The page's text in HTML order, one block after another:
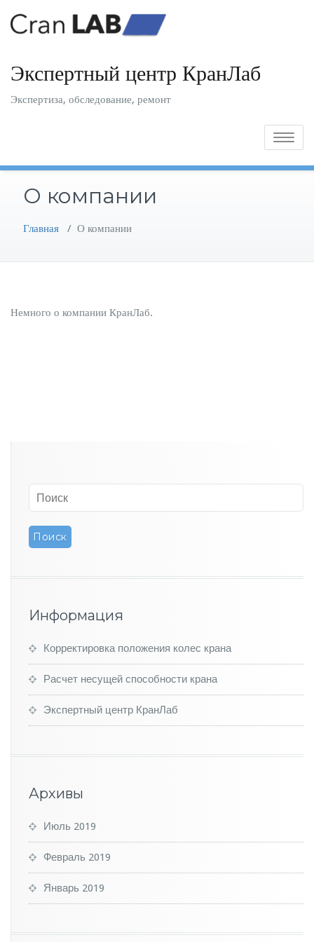
Экспертный центр КранЛаб
Экспертиза, обследование, ремонт
Toggle
О компании
Главная / О компании
Немного о компании КранЛаб.
Информация
Корректировка положения колес крана
Расчет несущей способности крана
Экспертный центр КранЛаб
Архивы
Июль 2019
Февраль 2019
Январь 2019